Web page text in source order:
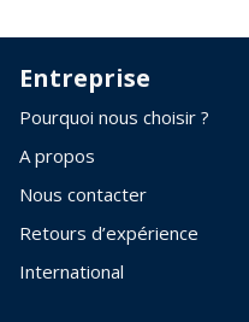
Entreprise
Pourquoi nous choisir ?
A propos
Nous contacter
Retours d’expérience
International